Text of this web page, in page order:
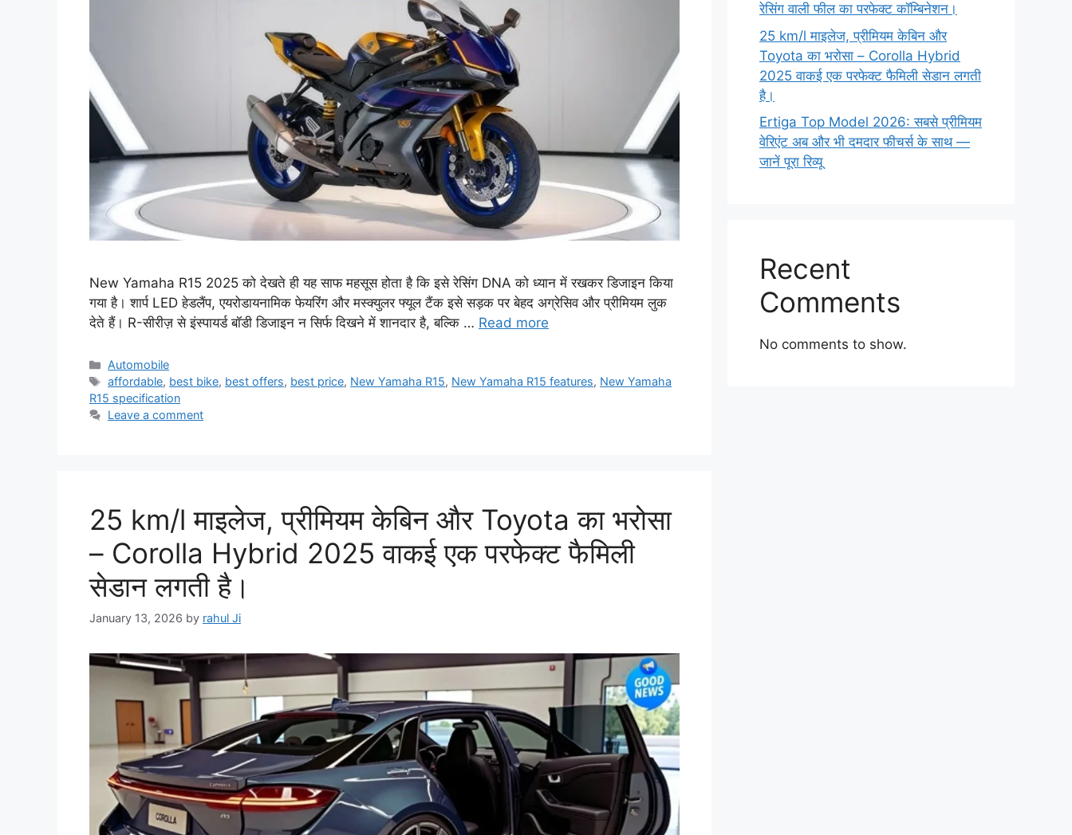
New Yamaha R15 2025 को देखते ही यह साफ महसूस होता है कि इसे रेसिंग DNA को ध्यान में रखकर डिजाइन किया
गया है। शार्प LED हेडलैंप, एयरोडायनामिक फेयरिंग और मस्क्युलर फ्यूल टैंक इसे सड़क पर बेहद अग्रेसिव और प्रीमियम लुक
देते हैं। R-सीरीज़ से इंस्पायर्ड बॉडी डिजाइन न सिर्फ दिखने में शानदार है, बल्कि … Read more
Categories
Automobile
Tags
affordable, best bike, best offers, best price, New Yamaha R15, New Yamaha R15 features, New Yamaha
R15 specification
Leave a comment
25 km/l माइलेज, प्रीमियम केबिन और Toyota का भरोसा
– Corolla Hybrid 2025 वाकई एक परफेक्ट फैमिली
सेडान लगती है।
January 13, 2026 by rahul Ji
रेसिंग वाली फील का परफेक्ट कॉम्बिनेशन।
25 km/l माइलेज, प्रीमियम केबिन और
Toyota का भरोसा – Corolla Hybrid
2025 वाकई एक परफेक्ट फैमिली सेडान लगती
है।
Ertiga Top Model 2026: सबसे प्रीमियम
वेरिएंट अब और भी दमदार फीचर्स के साथ —
जानें पूरा रिव्यू
Recent
Comments
No comments to show.